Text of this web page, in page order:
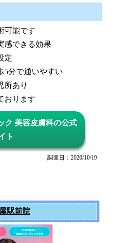
可能です
感できる効果
定
5分で通いやすい
所あり
おります
ク 美容皮膚科の公式
ト
調査日：2020/10/19
駅前院